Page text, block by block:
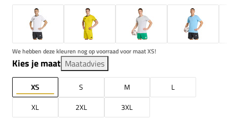
We hebben deze kleuren nog op voorraad voor maat XS!
Kies je maat Maatadvies
XS S M
L
XL
2XL 3XL